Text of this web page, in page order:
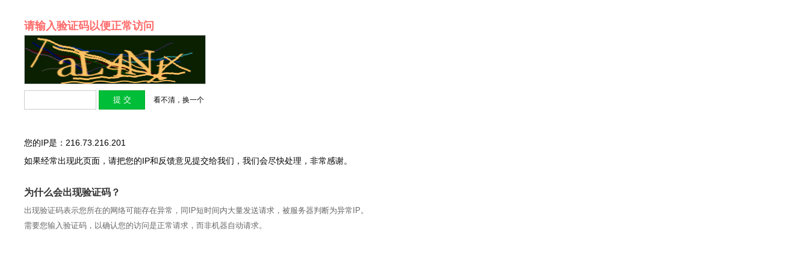
请输入验证码以便正常访问
看不清，换一个
您的IP是：216.73.216.201
如果经常出现此页面，请把您的IP和反馈意见提交给我们，我们会尽快处理，非常感谢。
为什么会出现验证码？
出现验证码表示您所在的网络可能存在异常，同IP短时间内大量发送请求，被服务器判断为异常IP。
需要您输入验证码，以确认您的访问是正常请求，而非机器自动请求。